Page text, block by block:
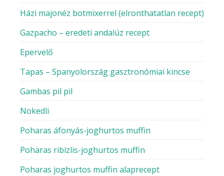
Házi majonéz botmixerrel (elronthatatlan recept)
Gazpacho – eredeti andalúz recept
Epervelő
Tapas – Spanyolország gasztronómiai kincse
Gambas pil pil
Nokedli
Poharas áfonyás-joghurtos muffin
Poharas ribizlis-joghurtos muffin
Poharas joghurtos muffin alaprecept